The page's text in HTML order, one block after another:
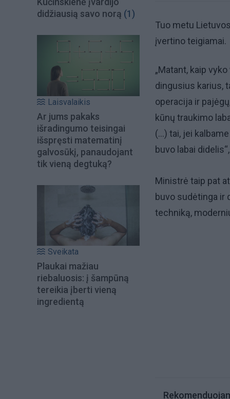
didžiausią savo norą (1)
Laisvalaikis
Ar jums pakaks
išradingumo teisingai
išspręsti matematinį
galvosūkį, panaudojant
tik vieną degtuką?
Sveikata
Plaukai mažiau
riebaluosis: į šampūną
tereikia įberti vieną
ingredientą
Tuo metu
įvertino teigiamai.
„Matant, kaip
dingusius karius,
operacija ir
kūnų traukimo
(...) tai, jei
buvo labai
Ministrė taip pat
buvo sudėtinga ir
techniką,